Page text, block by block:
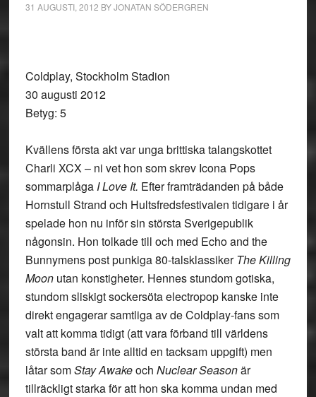
31 AUGUSTI, 2012 BYJONATAN SÖDERGREN
Coldplay, Stockholm Stadion
30 augusti 2012
Betyg: 5
Kvällens första akt var unga brittiska talangskottet
Charli XCX – ni vet hon som skrev Icona Pops
sommarplåga I Love It. Efter framträdanden på både
Hornstull Strand och Hultsfredsfestivalen tidigare i år
spelade hon nu inför sin största Sverigepublik
någonsin. Hon tolkade till och med Echo and the
Bunnymens post punkiga 80-talsklassikerThe Killing
Moonutan konstigheter. Hennes stundom gotiska,
stundom sliskigt sockersöta electropop kanske inte
direkt engagerar samtliga av de Coldplay-fans som
valt att komma tidigt (att vara förband till världens
största band är inte alltid en tacksam uppgift) men
låtar somStay Awakeoch Nuclear Seasonär
tillräckligt starka för att hon ska komma undan med